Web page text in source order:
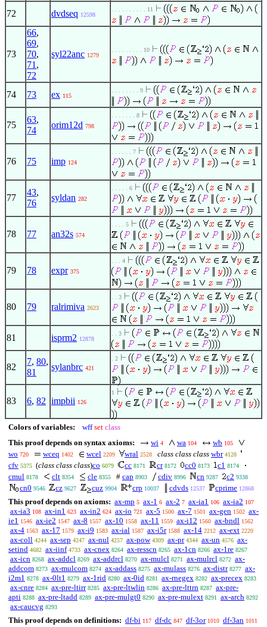
72 dvdseq 12598
. . . . . . . . . . 11
73
66,
69,
70,
71 ,
72
syl22anc 1279
. . . . . . . . . 10
74 73 ex 115
. . . . . . . . 9
75
63,
74
orim12d 798
. . . . . . . 8
76 75 imp 124
. . . . . . 7
77
43,
76
syldan 282
. . . . . 6
78 77 an32s 574
. . . . 5
79 78 expr 375
. . . 4
80 79 ralrimiva 2623
. . 3
81 isprm2 12878
. . 3
82
7, 80,
81
sylanbrc 421
. 2
83 6, 82 impbii 126
1
Colors of variables: wff set class
This proof depends on syntax axioms:
wi 4 wa 104 wb 105
wo 720 wceq 1402 wcel 2209 wral 2528 class class class wbr 4128
cfv 5375 (class class class)co 6079 cc 8171 cr 8172 cc0 8173 c1 8174
cmul 8178 clt 8354 cle 8355 # cap 8903 cdiv 8996 cn 9287 c2 9338
cn0 9546 cz 9627 cuz 9904 crp 10037 cdvds 12537 cprime 12868
This proof depends on axioms: ax-mp 5 ax-1 6 ax-2 7 ax-ia1 106 ax-ia2 107
ax-ia3 108 ax-in1 623 ax-in2 624 ax-io 721 ax-5 1500 ax-7 1501 ax-gen 1502 ax-
ie1 1546 ax-ie2 1547 ax-8 1557 ax-10 1558 ax-11 1559 ax-i12 1560 ax-bndl 1562
ax-4 1563 ax-17 1579 ax-i9 1583 ax-ial 1587 ax-i5r 1588 ax-14 2212 ax-ext 2220
ax-coll 4244 ax-sep 4247 ax-nul 4257 ax-pow 4309 ax-pr 4344 ax-un 4576 ax-
setind 4682 ax-iinf 4733 ax-cnex 8264 ax-resscn 8265 ax-1cn 8266 ax-1re 8267
ax-icn 8268 ax-addcl 8269 ax-addrcl 8270 ax-mulcl 8271 ax-mulrcl 8272 ax-
addcom 8273 ax-mulcom 8274 ax-addass 8275 ax-mulass 8276 ax-distr 8277 ax-
i2m1 8278 ax-0lt1 8279 ax-1rid 8280 ax-0id 8281 ax-rnegex 8282 ax-precex 8283
ax-cnre 8284 ax-pre-ltirr 8285 ax-pre-ltwlin 8286 ax-pre-lttrn 8287 ax-pre-
apti 8288 ax-pre-ltadd 8289 ax-pre-mulgt0 8290 ax-pre-mulext 8291 ax-arch 8292
ax-caucvg 8293
This proof depends on definitions: df-bi 117 df-dc 847 df-3or 1010 df-3an 1011